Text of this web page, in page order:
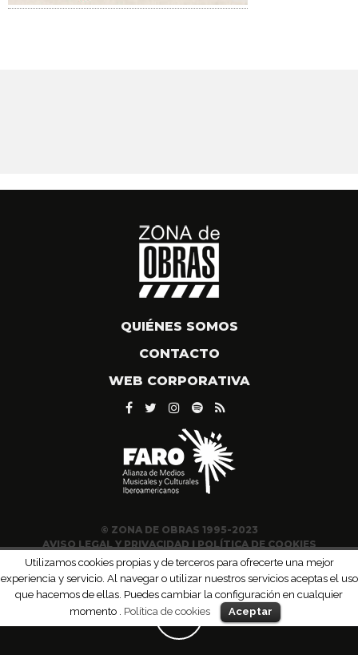
QUIÉNES SOMOS
CONTACTO
WEB CORPORATIVA
© ZONA DE OBRAS 1995-2023
AVISO LEGAL Y PRIVACIDAD|POLÍTICA DE COOKIES
Utilizamos cookies propias y de terceros para ofrecerte una mejor
experiencia y servicio. Al navegar o utilizar nuestros servicios aceptas el uso
que hacemos de ellas. Puedes cambiar la configuración en cualquier
momento . Política de cookies Aceptar